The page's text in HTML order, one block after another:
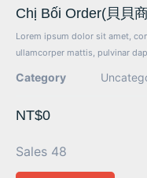
Chị Bối Order(貝貝
Lorem ipsum dolor sit amet,
ullamcorper mattis, pulvinar
Category
NT$0
Sales 48